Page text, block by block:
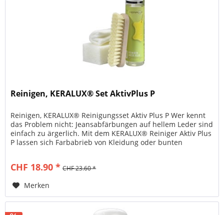
Reinigen, KERALUX® Set AktivPlus P
Reinigen, KERALUX® Reinigungsset Aktiv Plus P Wer kennt
das Problem nicht: Jeansabfärbungen auf hellem Leder sind
einfach zu ärgerlich. Mit dem KERALUX® Reiniger Aktiv Plus
P lassen sich Farbabrieb von Kleidung oder bunten
CHF 18.90 * CHF 23.60 *
Merken